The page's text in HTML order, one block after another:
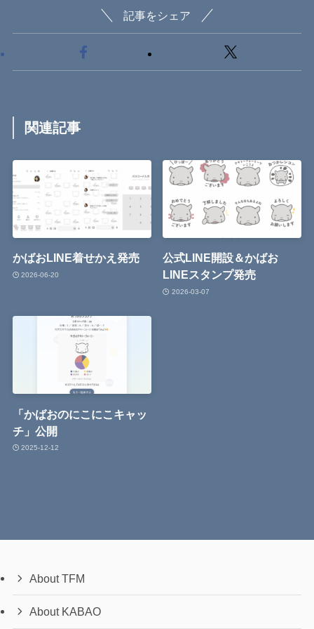
記事をシェア
関連記事
かばおLINE着せかえ発売
2026-06-20
公式LINE開設＆かばお
LINEスタンプ発売
2026-03-07
「かばおのにこにこキャッ
チ」公開
2025-12-12
About TFM
About KABAO